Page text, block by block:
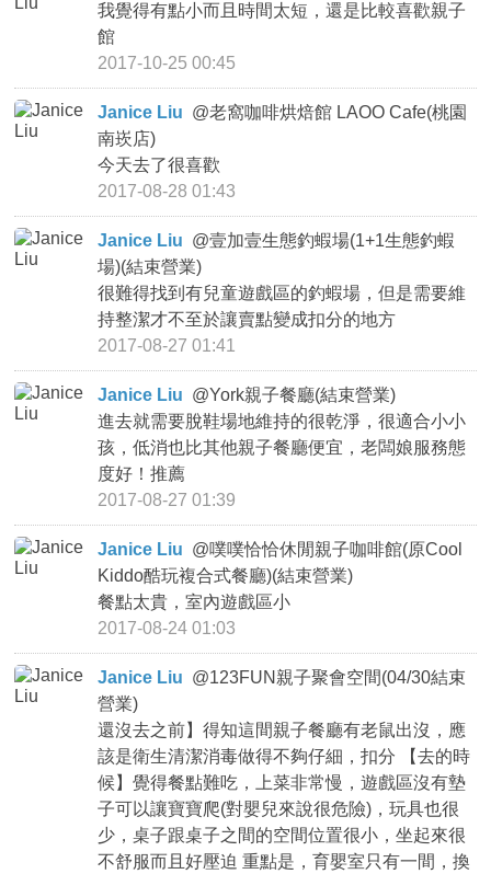
我覺得有點小而且時間太短，還是比較喜歡親子
館
2017-10-25 00:45
Janice Liu @老窩咖啡烘焙館 LAOO Cafe(桃園
南崁店)
今天去了很喜歡
2017-08-28 01:43
Janice Liu @壹加壹生態釣蝦場(1+1生態釣蝦
場)(結束營業)
很難得找到有兒童遊戲區的釣蝦場，但是需要維
持整潔才不至於讓賣點變成扣分的地方
2017-08-27 01:41
Janice Liu @York親子餐廳(結束營業)
進去就需要脫鞋場地維持的很乾淨，很適合小小
孩，低消也比其他親子餐廳便宜，老闆娘服務態
度好！推薦
2017-08-27 01:39
Janice Liu @噗噗恰恰休閒親子咖啡館(原Cool
Kiddo酷玩複合式餐廳)(結束營業)
餐點太貴，室內遊戲區小
2017-08-24 01:03
Janice Liu @123FUN親子聚會空間(04/30結束
營業)
還沒去之前】得知這間親子餐廳有老鼠出沒，應
該是衛生清潔消毒做得不夠仔細，扣分 【去的時
候】覺得餐點難吃，上菜非常慢，遊戲區沒有墊
子可以讓寶寶爬(對嬰兒來說很危險)，玩具也很
少，桌子跟桌子之間的空間位置很小，坐起來很
不舒服而且好壓迫 重點是，育嬰室只有一間，換